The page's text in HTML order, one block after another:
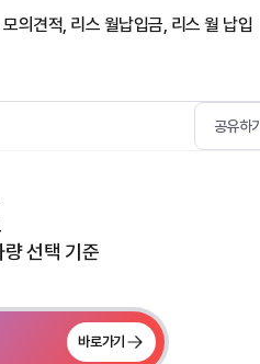
의견적, 리스 월납입금, 리스 월 납입
공유하기
선택 기준
바로가기